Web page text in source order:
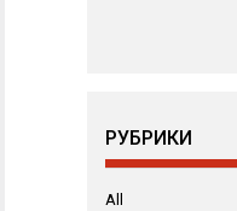
РУБРИКИ
All